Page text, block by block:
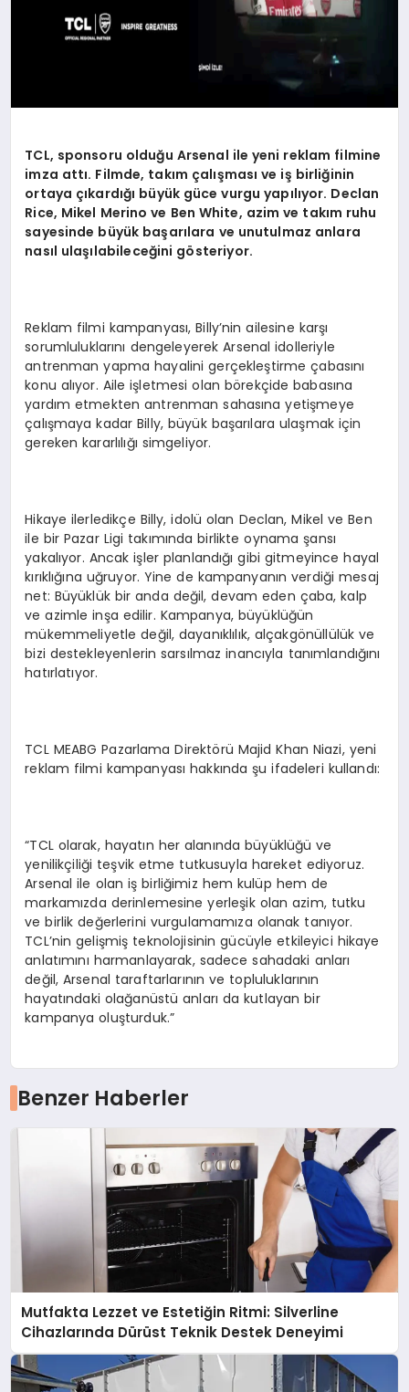
TCL, sponsoru olduğu Arsenal ile yeni reklam filmine
imza attı. Filmde, takım çalışması ve iş birliğinin
ortaya çıkardığı büyük güce vurgu yapılıyor. Declan
Rice, Mikel Merino ve Ben White, azim ve takım ruhu
sayesinde büyük başarılara ve unutulmaz anlara
nasıl ulaşılabileceğini gösteriyor.
Reklam filmi kampanyası, Billy’nin ailesine karşı
sorumluluklarını dengeleyerek Arsenal idolleriyle
antrenman yapma hayalini gerçekleştirme çabasını
konu alıyor. Aile işletmesi olan börekçide babasına
yardım etmekten antrenman sahasına yetişmeye
çalışmaya kadar Billy, büyük başarılara ulaşmak için
gereken kararlılığı simgeliyor.
Hikaye ilerledikçe Billy, idolü olan Declan, Mikel ve Ben
ile bir Pazar Ligi takımında birlikte oynama şansı
yakalıyor. Ancak işler planlandığı gibi gitmeyince hayal
kırıklığına uğruyor. Yine de kampanyanın verdiği mesaj
net: Büyüklük bir anda değil, devam eden çaba, kalp
ve azimle inşa edilir. Kampanya, büyüklüğün
mükemmeliyetle değil, dayanıklılık, alçakgönüllülük ve
bizi destekleyenlerin sarsılmaz inancıyla tanımlandığını
hatırlatıyor.
TCL MEABG Pazarlama Direktörü Majid Khan Niazi, yeni
reklam filmi kampanyası hakkında şu ifadeleri kullandı:
“TCL olarak, hayatın her alanında büyüklüğü ve
yenilikçiliği teşvik etme tutkusuyla hareket ediyoruz.
Arsenal ile olan iş birliğimiz hem kulüp hem de
markamızda derinlemesine yerleşik olan azim, tutku
ve birlik değerlerini vurgulamamıza olanak tanıyor.
TCL’nin gelişmiş teknolojisinin gücüyle etkileyici hikaye
anlatımını harmanlayarak, sadece sahadaki anları
değil, Arsenal taraftarlarının ve topluluklarının
hayatındaki olağanüstü anları da kutlayan bir
kampanya oluşturduk.”
Benzer Haberler
Mutfakta Lezzet ve Estetiğin Ritmi: Silverline
Cihazlarında Dürüst Teknik Destek Deneyimi